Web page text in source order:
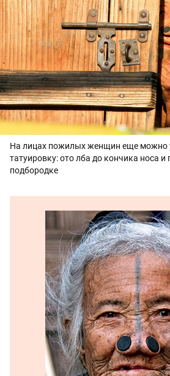
На лицах пожилых женщин еще можно
татуировку: ото лба до кончика носа и
подбородке